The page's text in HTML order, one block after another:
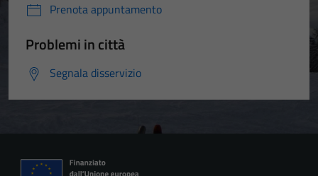
Prenota appuntamento
Problemi in città
Segnala disservizio